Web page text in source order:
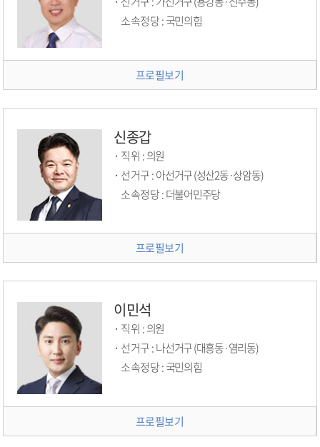
소속정당 :국민의힘
프로필보기
신종갑
직위 :의원
선거구 :
아선거구 (성산2동·상암동)
소속정당 :더불어민주당
프로필보기
이민석
직위 :의원
선거구 :
나선거구 (대흥동·염리동)
소속정당 :국민의힘
프로필보기